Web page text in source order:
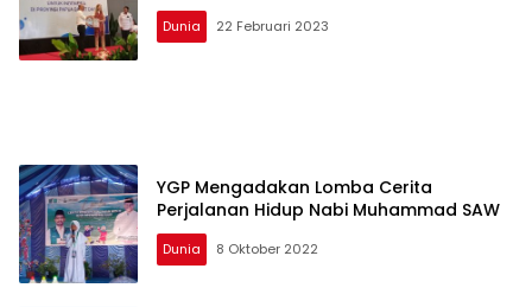
Dunia 22 Februari 2023
YGP Mengadakan Lomba Cerita
Perjalanan Hidup Nabi Muhammad SAW
Dunia 8 Oktober 2022